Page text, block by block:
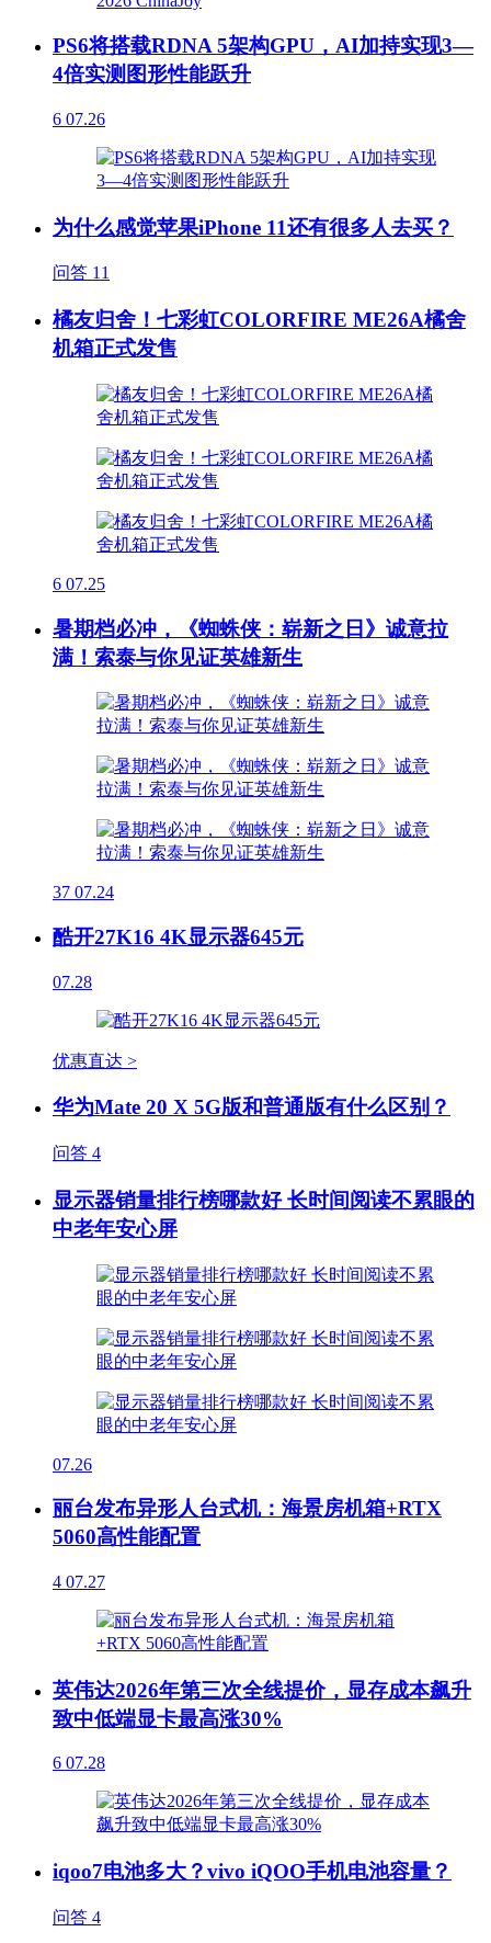
PS6将搭载RDNA 5架构GPU，AI加持实现3—
4倍实测图形性能跃升
6 07.26
为什么感觉苹果iPhone 11还有很多人去买？
问答 11
橘友归舍！七彩虹COLORFIRE ME26A橘舍
机箱正式发售
6 07.25
暑期档必冲，《蜘蛛侠：崭新之日》诚意拉
满！索泰与你见证英雄新生
37 07.24
酷开27K16 4K显示器645元
07.28
优惠直达 >
华为Mate 20 X 5G版和普通版有什么区别？
问答 4
显示器销量排行榜哪款好 长时间阅读不累眼的
中老年安心屏
07.26
丽台发布异形人台式机：海景房机箱+RTX
5060高性能配置
4 07.27
英伟达2026年第三次全线提价，显存成本飙升
致中低端显卡最高涨30%
6 07.28
iqoo7电池多大？vivo iQOO手机电池容量？
问答 4